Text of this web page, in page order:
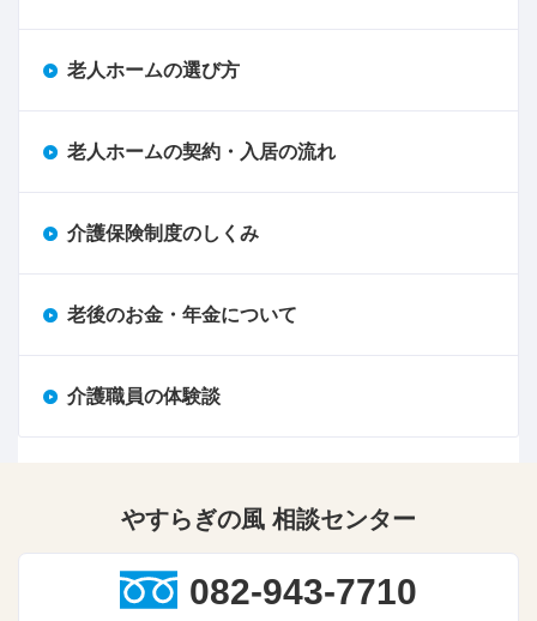
老人ホームの選び方
老人ホームの契約・入居の流れ
介護保険制度のしくみ
老後のお金・年金について
介護職員の体験談
やすらぎの風 相談センター
082-943-7710